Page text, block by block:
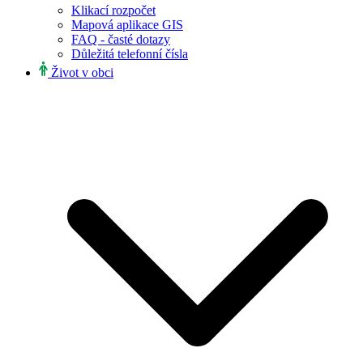
Klikací rozpočet
Mapová aplikace GIS
FAQ - časté dotazy
Důležitá telefonní čísla
Život v obci